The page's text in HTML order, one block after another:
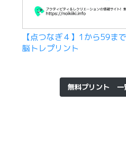
【点つなぎ４】1から59ま
脳トレプリント
無料プリント 一